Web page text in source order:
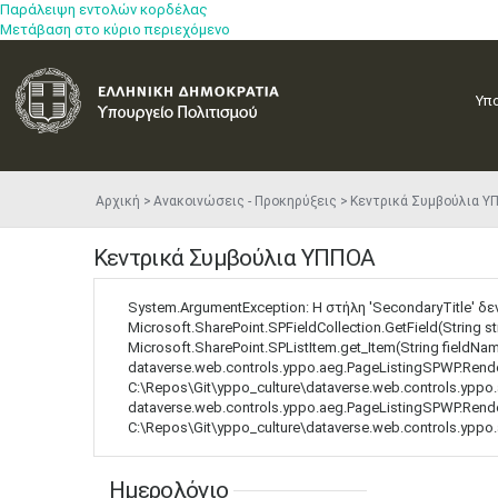
Παράλειψη εντολών κορδέλας
Μετάβαση στο κύριο περιεχόμενο
Αρχική Ανακοινώσεις - Προκηρύξεις Κεντρικά Συμβούλια
Κεντρικά Συμβούλια ΥΠΠΟΑ
System.ArgumentException: Η στήλη 'SecondaryTitle'
Microsoft.SharePoint.SPFieldCollection.GetField(String
Microsoft.SharePoint.SPListItem.get_Item(String
Ημερολόγιο
10
•
11
•
12
• •
• • • • •••
31
•
Ιουν
1
2
•
3
•
4
•
5
•
6
•
7
•
8
•
9
•
10
•
11
•
12
•
13
•
15
•
16
•
17
•
18
•
19
•
20
•
22
•
23
•
24
•
25
•
26
•
27
•
•
29
• •
Ιουλ
1
• •• •• ••